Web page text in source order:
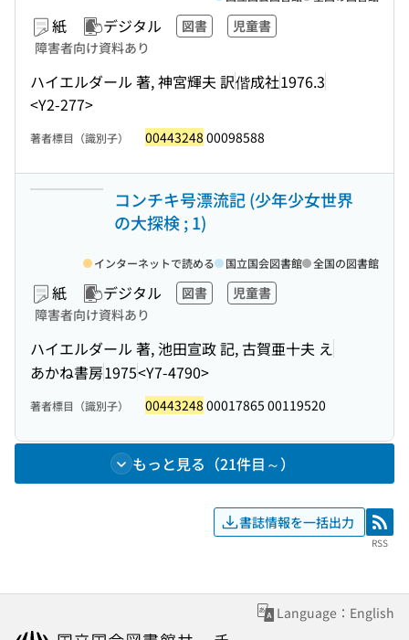
紙 デジタル 図書
児童書
障害者向け資料あり
ハイエルダール 著, 神宮輝夫 訳偕成社1976.3
<Y2-277>
著者標目（識別子） 00443248 00098588
コンチキ号漂流記 (少年少女世界
の大探検 ; 1)
紙 デジタル 図書
児童書
障害者向け資料あり
ハイエルダール 著, 池田宣政 記, 古賀亜十夫 え
あかね書房1975<Y7-4790>
インターネットで読める 国立国会図書館 全国の図書館
著者標目（識別子） 00443248 00017865 00119520
もっと見る（21件目～）
書誌情報を一括出力 RSS
RSS
Language：English